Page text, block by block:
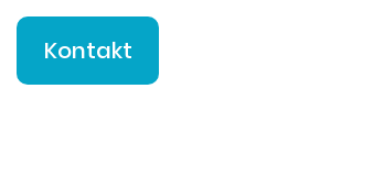
Kontakt